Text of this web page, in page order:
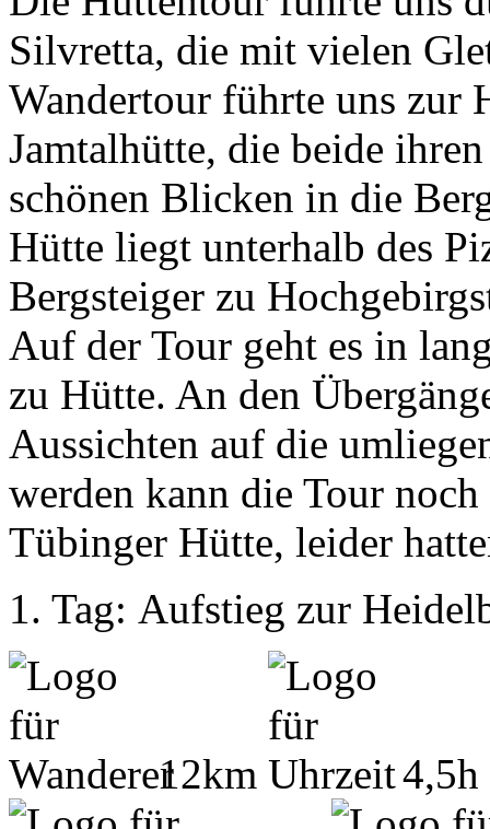
Silvretta, die mit vielen
Wandertour führte uns zur
Jamtalhütte, die beide
schönen Blicken in die
Hütte liegt unterhalb des
Bergsteiger zu
Auf der Tour geht es in
zu Hütte. An den
Aussichten auf die
werden kann die Tour
Tübinger Hütte, leider
1. Tag: Aufstieg zur
12km 4,5h